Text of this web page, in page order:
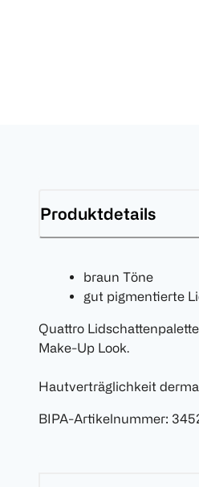
Produktdetails
braun Töne
gut pigmentierte
Quattro
Make-Up Look.
Hautverträglichkeit
BIPA-Artikelnummer: